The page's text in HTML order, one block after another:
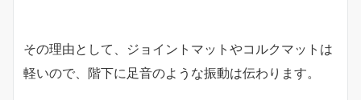
その理由として、ジョイントマットやコルクマットは
軽いので、階下に足音のような振動は伝わります。